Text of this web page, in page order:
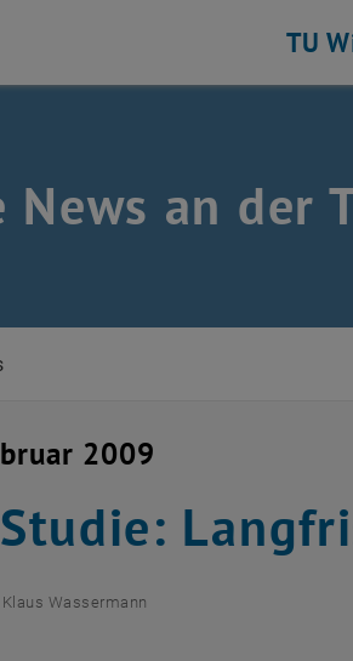
TU
News an der
2009
Klaus Wassermann